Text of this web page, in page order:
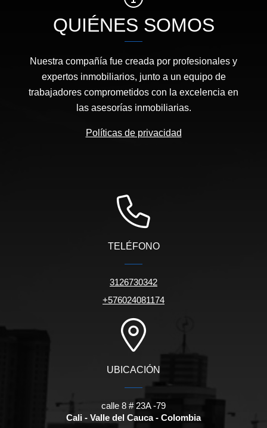
QUIÉNES SOMOS
Nuestra compañía fue creada por profesionales y
expertos inmobiliarios, junto a un equipo de
trabajadores comprometidos con la excelencia en
las asesorías inmobiliarias.
Políticas de privacidad
TELÉFONO
3126730342
+576024081174
UBICACIÓN
calle 8 # 23A -79
Cali - Valle del Cauca - Colombia